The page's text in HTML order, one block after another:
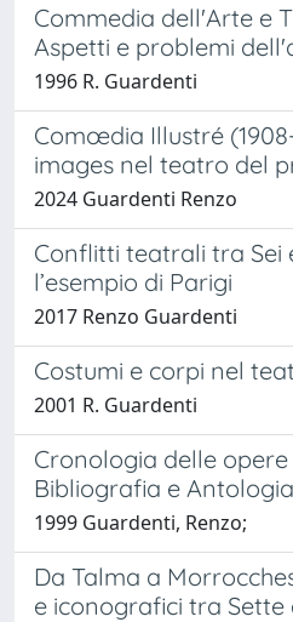
Commedia dell'Arte e
Aspetti e problemi
1996 R. Guardenti
Comœdia Illustré
images nel teatro del
2024 Guardenti Renzo
Conflitti teatrali tra Sei
l’esempio di Parigi
2017 Renzo Guardenti
Costumi e corpi nel
2001 R. Guardenti
Cronologia delle
Bibliografia e
1999 Guardenti, Renzo;
Da Talma a
e iconografici tra Sette